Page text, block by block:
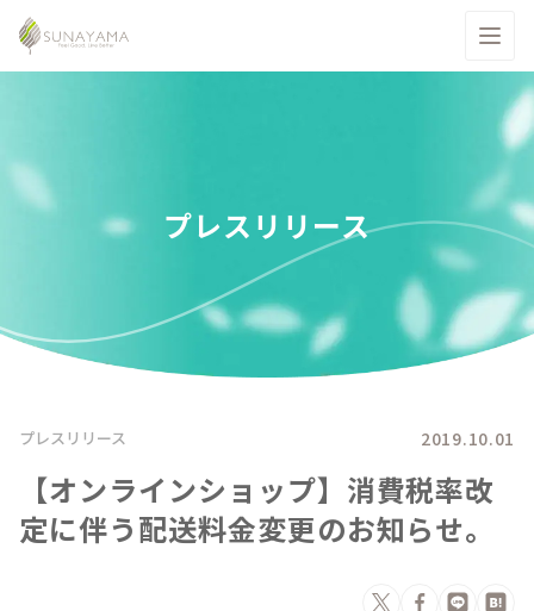
プレスリリース
プレスリリース 2019.10.01
【オンラインショップ】消費税率改
定に伴う配送料金変更のお知らせ。